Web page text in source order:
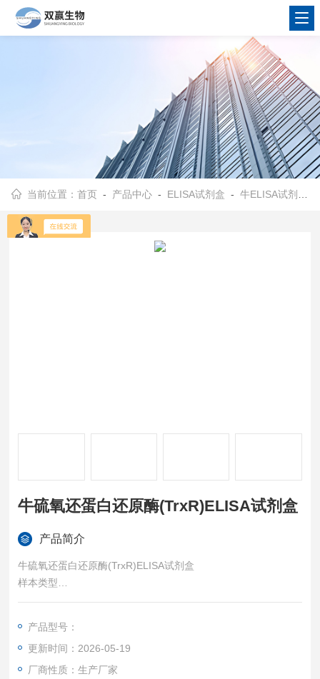
当前位置：首页 - 产品中心 - ELISA试剂盒 -牛ELISA试剂盒
牛硫氧还蛋白还原酶(TrxR)ELISA试剂盒
产品简介
牛硫氧还蛋白还原酶(TrxR)ELISA试剂盒
样本类型
血清、血浆或其他相关生物液体。
可检测样本中的：Bovine Thioredoxin Reductase (TrxR)，且与
其它相关蛋白无明显交叉反应
重复性
产品型号：
更新时间：2026-05-19
厂商性质：生产厂家